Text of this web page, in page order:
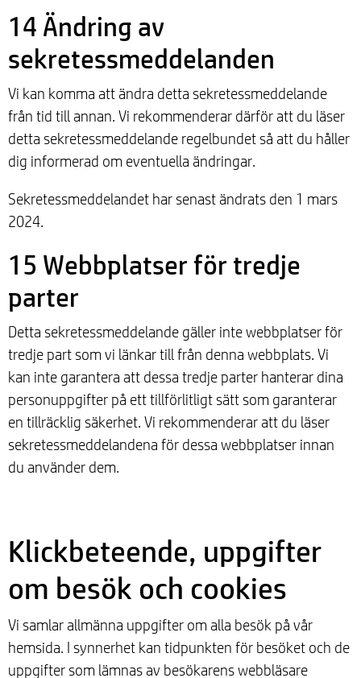
14 Ändring av
sekretessmeddelanden
Vi kan komma att ändra detta sekretessmeddelande
från tid till annan. Vi rekommenderar därför att du läser
detta sekretessmeddelande regelbundet så att du håller
dig informerad om eventuella ändringar.
Sekretessmeddelandet har senast ändrats den 1 mars
2024.
15 Webbplatser för tredje
parter
Detta sekretessmeddelande gäller inte webbplatser för
tredje part som vi länkar till från denna webbplats. Vi
kan inte garantera att dessa tredje parter hanterar dina
personuppgifter på ett tillförlitligt sätt som garanterar
en tillräcklig säkerhet. Vi rekommenderar att du läser
sekretessmeddelandena för dessa webbplatser innan
du använder dem.
Klickbeteende, uppgifter
om besök och cookies
Vi samlar allmänna uppgifter om alla besök på vår
hemsida. I synnerhet kan tidpunkten för besöket och de
uppgifter som lämnas av besökarens webbläsare